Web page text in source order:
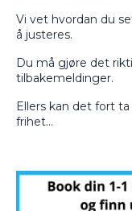
Vi vet hvordan du
å justeres.
Du må gjøre det
tilbakemeldinger.
Ellers kan det fort
frihet…